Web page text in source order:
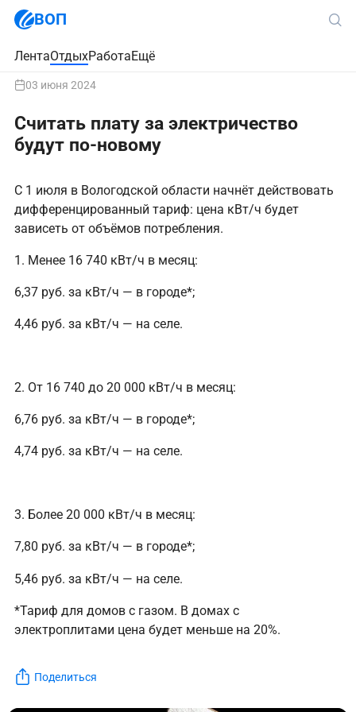
ВОП
ЛентаОтдыхРаботаЕщё
03 июня 2024
Считать плату за электричество
будут по-новому
С 1 июля в Вологодской области начнёт действовать
дифференцированный тариф: цена кВт/ч будет
зависеть от объёмов потребления.
1. Менее 16 740 кВт/ч в месяц:
6,37 руб. за кВт/ч — в городе*;
4,46 руб. за кВт/ч — на селе.
2. От 16 740 до 20 000 кВт/ч в месяц:
6,76 руб. за кВт/ч — в городе*;
4,74 руб. за кВт/ч — на селе.
3. Более 20 000 кВт/ч в месяц:
7,80 руб. за кВт/ч — в городе*;
5,46 руб. за кВт/ч — на селе.
*Тариф для домов с газом. В домах с
электроплитами цена будет меньше на 20%.
Поделиться